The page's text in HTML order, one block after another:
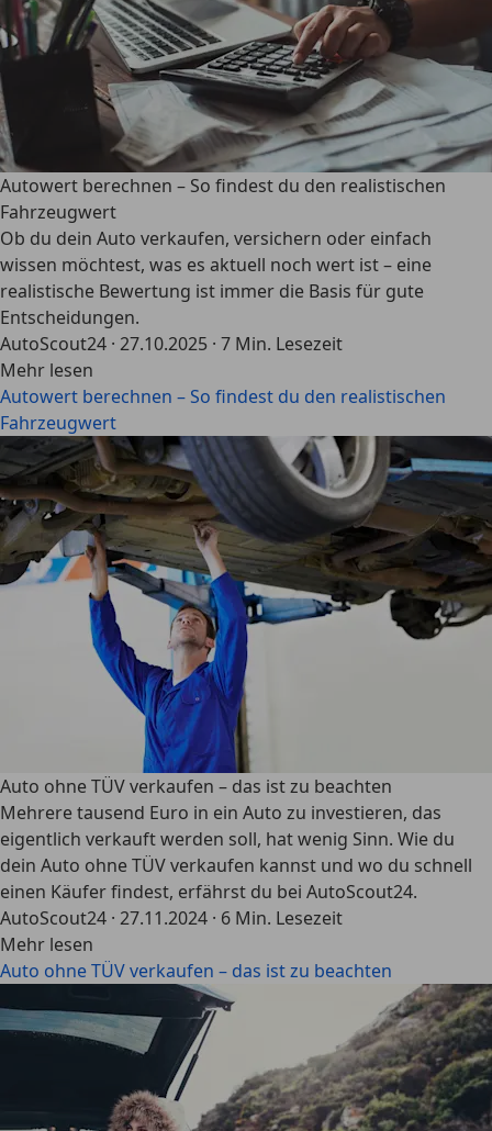
Autowert berechnen – So findest du den realistischen
Fahrzeugwert
Ob du dein Auto verkaufen, versichern oder einfach
wissen möchtest, was es aktuell noch wert ist – eine
realistische Bewertung ist immer die Basis für gute
Entscheidungen.
AutoScout24 · 27.10.2025 · 7 Min. Lesezeit
Mehr lesen
Autowert berechnen – So findest du den realistischen
Fahrzeugwert
Auto ohne TÜV verkaufen – das ist zu beachten
Mehrere tausend Euro in ein Auto zu investieren, das
eigentlich verkauft werden soll, hat wenig Sinn. Wie du
dein Auto ohne TÜV verkaufen kannst und wo du schnell
einen Käufer findest, erfährst du bei AutoScout24.
AutoScout24 · 27.11.2024 · 6 Min. Lesezeit
Mehr lesen
Auto ohne TÜV verkaufen – das ist zu beachten